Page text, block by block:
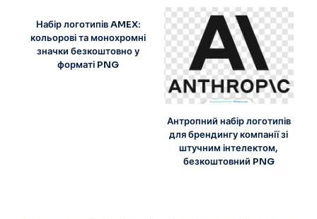
Набір логотипів AMEX:
кольорові та монохромні
значки безкоштовно у
форматі PNG
Антропний набір логотипів
для брендингу компанії зі
штучним інтелектом,
безкоштовний PNG